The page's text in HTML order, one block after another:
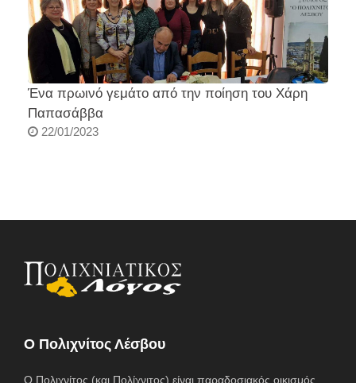
Ένα πρωινό γεμάτο από την ποίηση του Χάρη
Παπασάββα
22/01/2023
O Πολιχνίτος Λέσβου
Ο Πολιχνίτος (και Πολίχνιτος) είναι παραδοσιακός οικισμός